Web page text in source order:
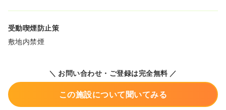
受動喫煙防止策
敷地内禁煙
＼ お問い合わせ・ご登録は完全無料 ／
この施設について聞いてみる